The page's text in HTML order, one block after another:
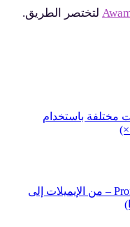
لتختصر الطريق.
إلى 10 محتويات مختلفة باستخدام
أتمتة مهام شركتك باستخدام Prompts – من الإيميلات إلى